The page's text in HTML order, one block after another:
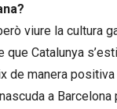
viure la cultura
que Catalunya
de manera
a